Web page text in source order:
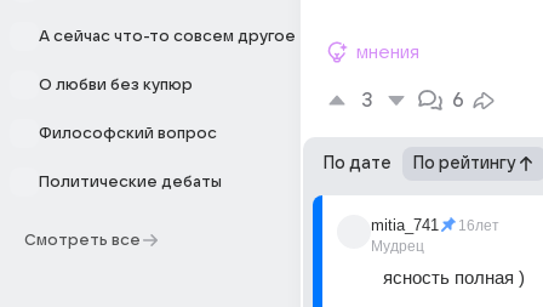
А сейчас что-то совсем другое
О любви без купюр
Философский вопрос
Политические дебаты
Смотреть все
мнения
3 6
По дате По рейтингу
mitia_741
Мудрец
16лет
ясность полная )